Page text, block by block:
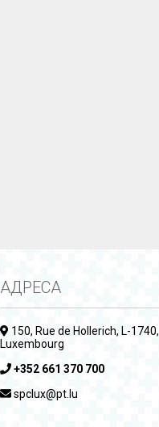
АДРЕСА
150, Rue de Hollerich, L-1740,
Luxembourg
+352 661 370 700
spclux@pt.lu